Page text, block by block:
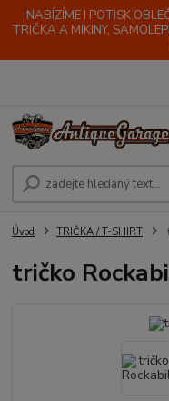
NABÍZÍME I POTISK
TRIČKA A MIKINY,
Úvod TRIČKA / T-SHIRT
tričko